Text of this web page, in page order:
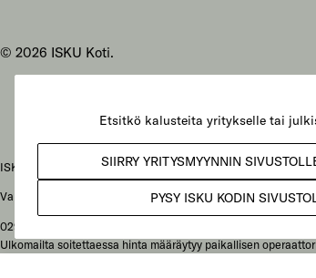
© 2026 ISKU Koti.
ISKU Koti Oy, Mukkulankatu 19, 15210 Lahti
Vaihteen puhelunnumero: 029 086 3000
029-alkuiset yritysnumerot: soittajan liittymähinnaston
Ulkomailta soitettaessa hinta määräytyy paikallisen